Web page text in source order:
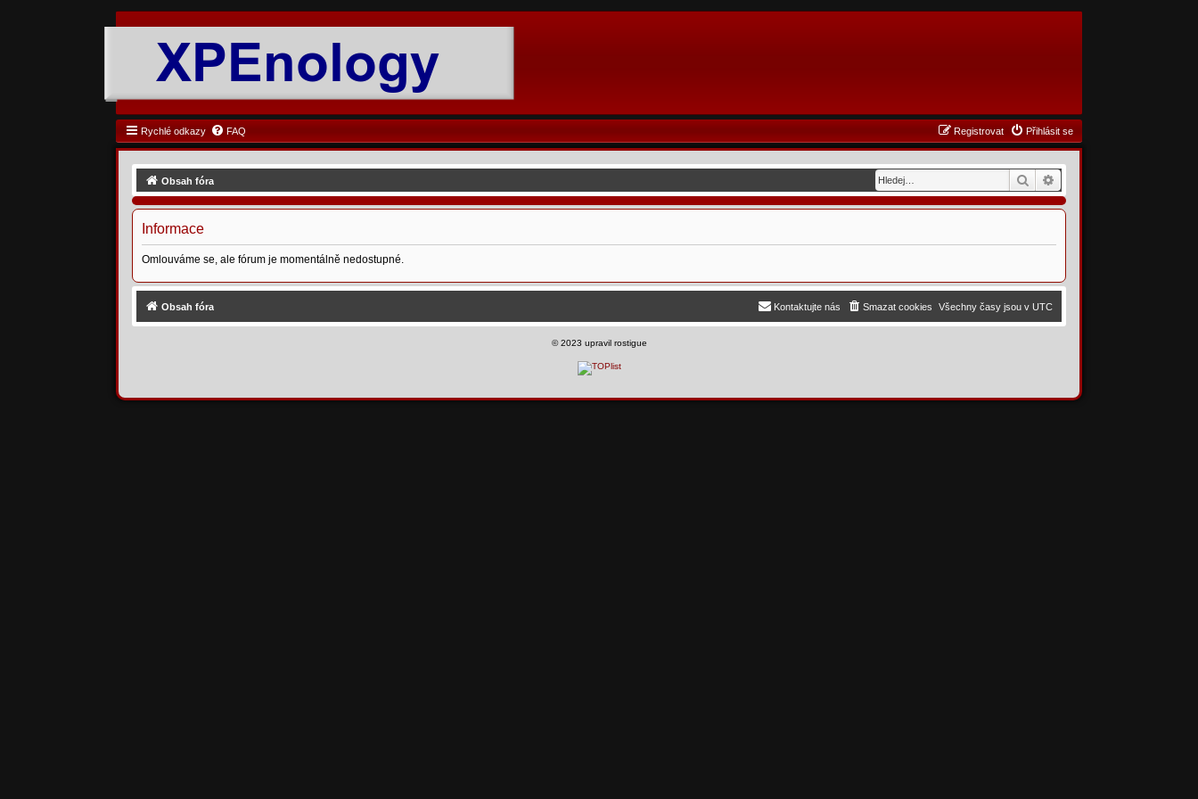
Rychlé odkazy FAQ Přihlásit se
Registrovat
Hledat
Obsah fóra
Informace
Omlouváme se, ale fórum je momentálně nedostupné.
Obsah fóra Všechny časy jsou vUTC
Smazat cookies
Kontaktujte nás
©2023 upravil rostigue